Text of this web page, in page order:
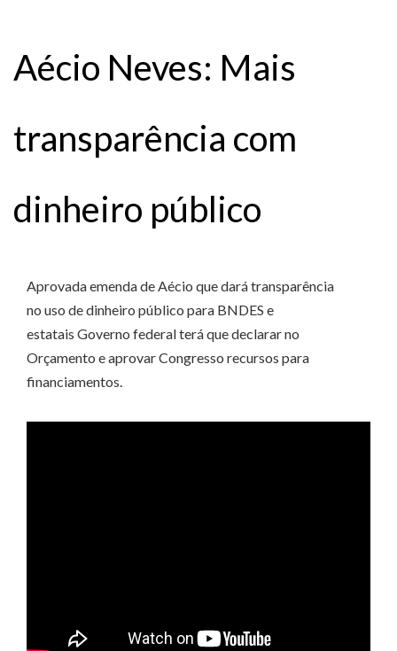
Aécio Neves: Mais
transparência com
dinheiro público
Aprovada emenda de Aécio que dará transparência
no uso de dinheiro público para BNDES e
estatais Governo federal terá que declarar no
Orçamento e aprovar Congresso recursos para
financiamentos.